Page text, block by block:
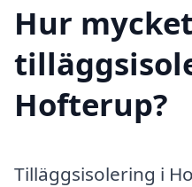
Hur
Hofterup?
Tilläggsisolering i